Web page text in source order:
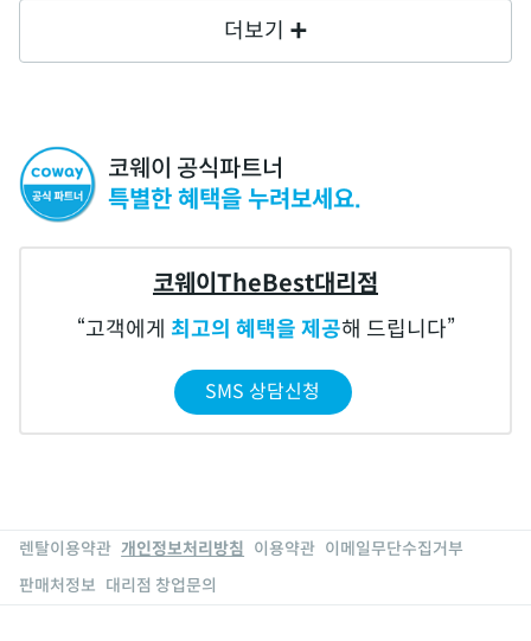
더보기
코웨이 공식파트너
특별한 혜택을 누려보세요.
코웨이TheBest대리점
고객에게 최고의 혜택을 제공해 드립니다
SMS 상담신청
렌탈이용약관 개인정보처리방침 이용약관 이메일무단수집거부
판매처정보 대리점 창업문의